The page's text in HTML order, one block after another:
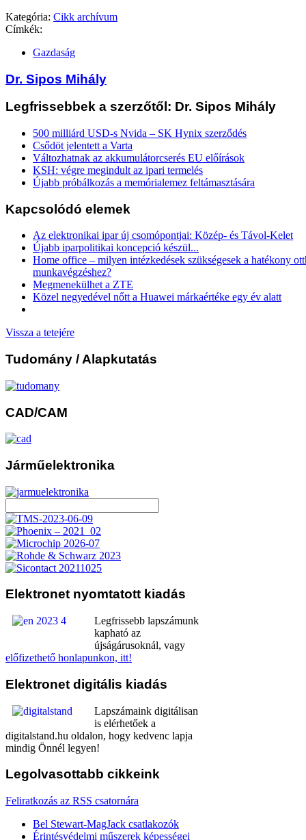
Kategória: Cikk archívum
Címkék:
Gazdaság
Dr. Sipos Mihály
Legfrissebbek a szerzőtől: Dr. Sipos Mihály
500 milliárd USD-s Nvida – SK Hynix szerződés
Csődöt jelentett a Varta
Változhatnak az akkumulátorcserés EU előírások
KSH: végre megindult az ipari termelés
Újabb próbálkozás a memórialemez feltámasztására
Kapcsolódó elemek
Az elektronikai ipar új csomópontjai: Közép- és Távol-Kelet
Újabb iparpolitikai koncepció készül...
Home office – milyen intézkedések szükségesek a hatékony
munkavégzéshez?
Megmenekülhet a ZTE
Közel negyedével nőtt a Huawei márkaértéke egy év alatt
Vissza a tetejére
Tudomány / Alapkutatás
CAD/CAM
Járműelektronika
Elektronet nyomtatott kiadás
Legfrissebb lapszámunk
kapható az
újságárusoknál, vagy
előfizethető honlapunkon, itt!
Elektronet digitális kiadás
Lapszámaink digitálisan
is elérhetőek a
digitalstand.hu oldalon, hogy kedvenc lapja
mindig Önnél legyen!
Legolvasottabb cikkeink
Feliratkozás az RSS csatornára
Bel Stewart-MagJack csatlakozók
Érintésvédelmi műszerek képességei